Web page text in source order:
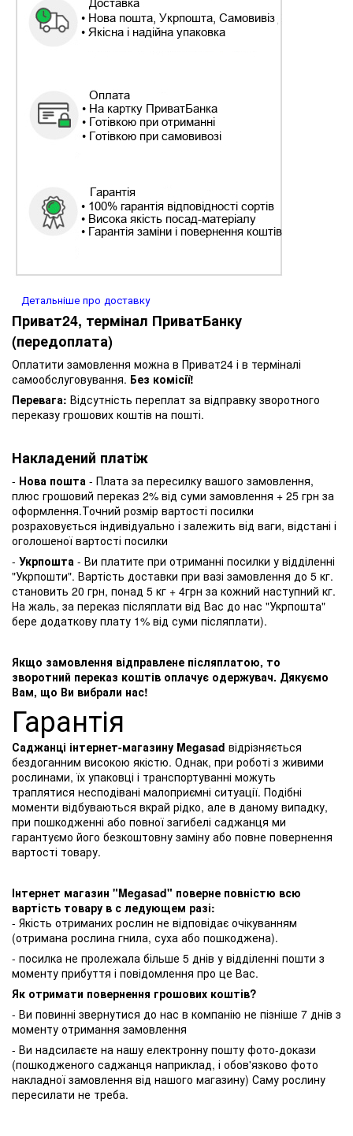
Детальніше про доставку
Приват24, термінал ПриватБанку
(передоплата)
Оплатити замовлення можна в Приват24 і в терміналі
самообслуговування. Без комісії!
Перевага: Відсутність переплат за відправку зворотного
переказу грошових коштів на пошті.
Накладений платіж
- Нова пошта - Плата за пересилку вашого замовлення,
плюс грошовий переказ 2% від суми замовлення + 25 грн за
оформлення.Точний розмір вартості посилки
розраховується індивідуально і залежить від ваги, відстані і
оголошеної вартості посилки
- Укрпошта - Ви платите при отриманні посилки у відділенні
"Укрпошти". Вартість доставки при вазі замовлення до 5 кг.
становить 20 грн, понад 5 кг + 4грн за кожний наступний кг.
На жаль, за переказ післяплати від Вас до нас "Укрпошта"
бере додаткову плату 1% від суми післяплати).
Якщо замовлення відправлене післяплатою, то
зворотний переказ коштів оплачує одержувач. Дякуємо
Вам, що Ви вибрали нас!
Гарантія
Саджанці інтернет-магазину Megasad відрізняється
бездоганним високою якістю. Однак, при роботі з живими
рослинами, їх упаковці і транспортуванні можуть
траплятися несподівані малоприємні ситуації. Подібні
моменти відбуваються вкрай рідко, але в даному випадку,
при пошкодженні або повної загибелі саджанця ми
гарантуємо його безкоштовну заміну або повне повернення
вартості товару.
Інтернет магазин "Megasad" поверне повністю всю
вартість товару в с ледующем разі:
- Якість отриманих рослин не відповідає очікуванням
(отримана рослина гнила, суха або пошкоджена).
- посилка не пролежала більше 5 днів у відділенні пошти з
моменту прибуття і повідомлення про це Вас.
Як отримати повернення грошових коштів?
- Ви повинні звернутися до нас в компанію не пізніше 7 днів з
моменту отримання замовлення
- Ви надсилаєте на нашу електронну пошту фото-докази
(пошкодженого саджанця наприклад, і обов'язково фото
накладної замовлення від нашого магазину) Саму рослину
пересилати не треба.